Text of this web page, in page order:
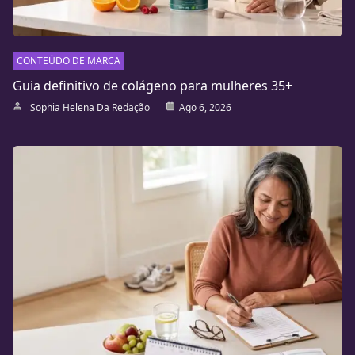
CONTEÚDO DE MARCA
Guia definitivo de colágeno para mulheres 35+
Sophia Helena Da Redação Ago 6, 2026